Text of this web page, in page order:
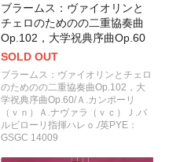
ブラームス：ヴァイオリンと
チェロのためのの二重協奏曲
Op.102，大学祝典序曲Op.60
SOLD OUT
ブラームス：ヴァイオリンとチェロ
のためのの二重協奏曲Op.102，大
学祝典序曲Op.60/Ａ.カンポーリ
（ｖｎ）Ａ.ナヴァラ（ｖｃ）Ｊ.バ
ルビローリ指揮ハレｏ./英PYE：
GSGC 14009